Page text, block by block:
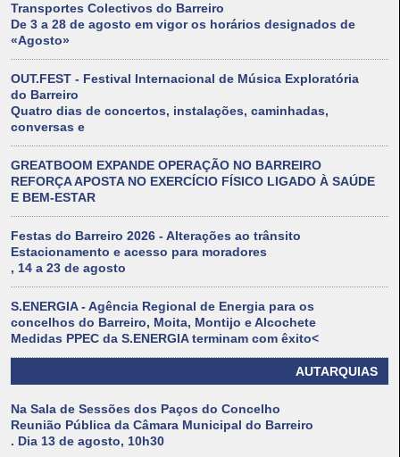
Transportes Colectivos do Barreiro
De 3 a 28 de agosto em vigor os horários designados de
«Agosto»
OUT.FEST - Festival Internacional de Música Exploratória
do Barreiro
Quatro dias de concertos, instalações, caminhadas,
conversas e
GREATBOOM EXPANDE OPERAÇÃO NO BARREIRO
REFORÇA APOSTA NO EXERCÍCIO FÍSICO LIGADO À SAÚDE
E BEM-ESTAR
Festas do Barreiro 2026 - Alterações ao trânsito
Estacionamento e acesso para moradores
, 14 a 23 de agosto
S.ENERGIA - Agência Regional de Energia para os
concelhos do Barreiro, Moita, Montijo e Alcochete
Medidas PPEC da S.ENERGIA terminam com êxito<
AUTARQUIAS
Na Sala de Sessões dos Paços do Concelho
Reunião Pública da Câmara Municipal do Barreiro
. Dia 13 de agosto, 10h30